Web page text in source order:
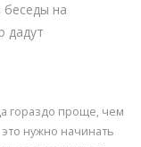
беседы на
дадут
гораздо проще, чем
нужно начинать